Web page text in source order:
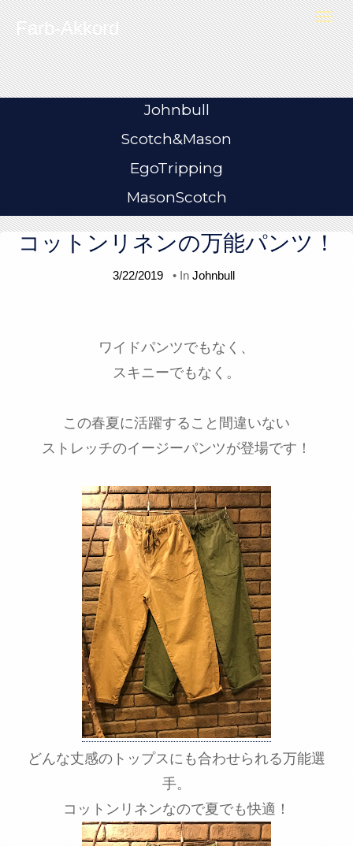
T
o
g
g
l
e
n
a
v
i
Skip to content
Farb-Akkord
Johnbull
Scotch&Mason
EgoTripping
MasonScotch
コットンリネンの万能パンツ！
3/22/2019• In Johnbull
ワイドパンツでもなく、
スキニーでもなく。
この春夏に活躍すること間違いない
ストレッチのイージーパンツが登場です！
どんな丈感のトップスにも合わせられる万能選
手。
コットンリネンなので夏でも快適！